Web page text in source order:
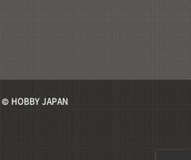
© HOBBY JAPAN